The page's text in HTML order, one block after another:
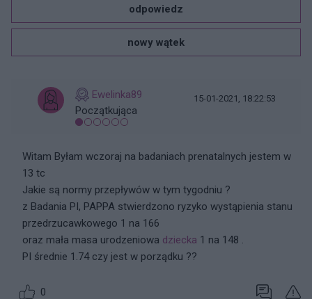
odpowiedz
nowy wątek
Ewelinka89
Początkująca
15-01-2021, 18:22:53
Witam Byłam wczoraj na badaniach prenatalnych jestem w
13 tc
Jakie są normy przepływów w tym tygodniu ?
z Badania PI, PAPPA stwierdzono ryzyko wystąpienia stanu
przedrzucawkowego 1 na 166
oraz mała masa urodzeniowa dziecka 1 na 148 .
PI średnie 1.74 czy jest w porządku ??
0